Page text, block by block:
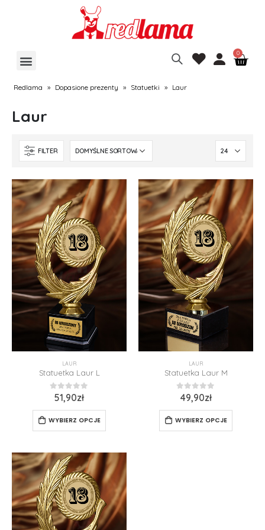
Redlama » Dopasione prezenty » Statuetki » Laur
Laur
FILTER
LAUR
Statuetka Laur L
z 5
51,90zł
WYBIERZ OPCJE
LAUR
Statuetka Laur M
z 5
49,90zł
WYBIERZ OPCJE